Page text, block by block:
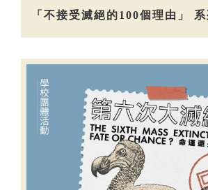
「不接受滅絕的100個理由」